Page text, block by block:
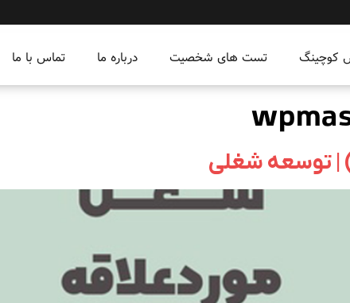
کوچینگ تست های شخصیت درباره ما تماس با ما
| توسعه شغلی